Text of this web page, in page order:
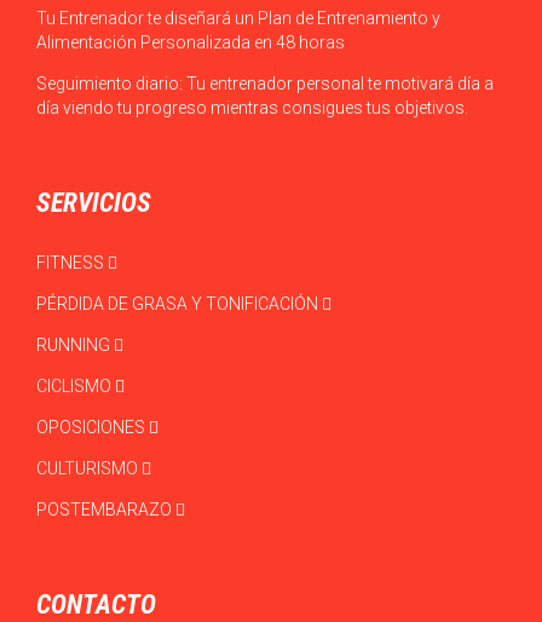
Tu Entrenador te diseñará un Plan de Entrenamiento y
Alimentación Personalizada en 48 horas
Seguimiento diario: Tu entrenador personal te motivará día a
día viendo tu progreso mientras consigues tus objetivos.
SERVICIOS
FITNESS
PÉRDIDA DE GRASA Y TONIFICACIÓN
RUNNING
CICLISMO
OPOSICIONES
CULTURISMO
POSTEMBARAZO
CONTACTO